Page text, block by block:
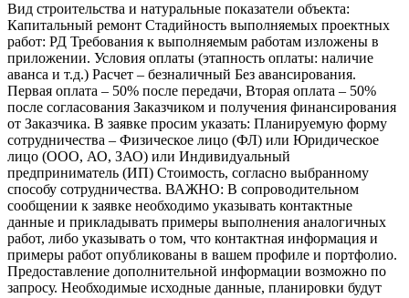
Вид строительства и натуральные показатели объекта:
Капитальный ремонт Стадийность выполняемых проектных
работ: РД Требования к выполняемым работам изложены в
приложении. Условия оплаты (этапность оплаты: наличие
аванса и т.д.) Расчет – безналичный Без авансирования.
Первая оплата – 50% после передачи, Вторая оплата – 50%
после согласования Заказчиком и получения финансирования
от Заказчика. В заявке просим указать: Планируемую форму
сотрудничества – Физическое лицо (ФЛ) или Юридическое
лицо (ООО, АО, ЗАО) или Индивидуальный
предприниматель (ИП) Стоимость, согласно выбранному
способу сотрудничества. ВАЖНО: В сопроводительном
сообщении к заявке необходимо указывать контактные
данные и прикладывать примеры выполнения аналогичных
работ, либо указывать о том, что контактная информация и
примеры работ опубликованы в вашем профиле и портфолио.
Предоставление дополнительной информации возможно по
запросу. Необходимые исходные данные, планировки будут